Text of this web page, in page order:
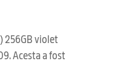
256GB violet
Acesta a fost